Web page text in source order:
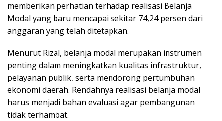
memberikan perhatian terhadap realisasi Belanja
Modal yang baru mencapai sekitar 74,24 persen dari
anggaran yang telah ditetapkan.
Menurut Rizal, belanja modal merupakan instrumen
penting dalam meningkatkan kualitas infrastruktur,
pelayanan publik, serta mendorong pertumbuhan
ekonomi daerah. Rendahnya realisasi belanja modal
harus menjadi bahan evaluasi agar pembangunan
tidak terhambat.